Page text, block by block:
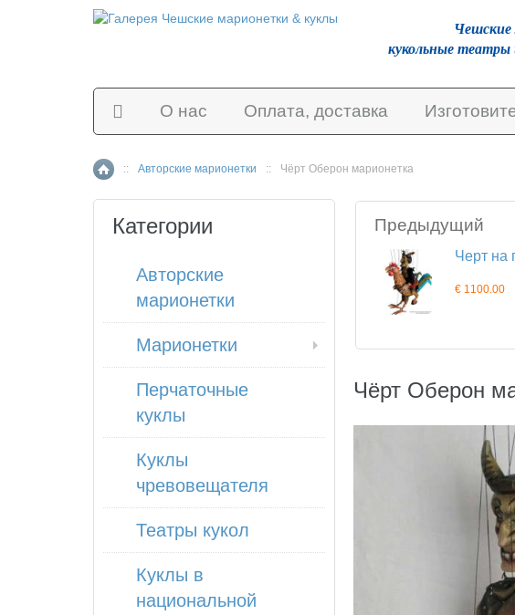
О нас Оплата, доставка
Главная страница
:: Авторские марионетки :: Чёрт Оберон марионетка
Предыдущий
Черт на
€ 1100.00
Чёрт Оберон
Категории
Авторские
марионетки
Марионетки
Перчаточные
куклы
Куклы
чревовещателя
Театры кукол
Куклы в
национальной
Чешскиe
кукольные театры